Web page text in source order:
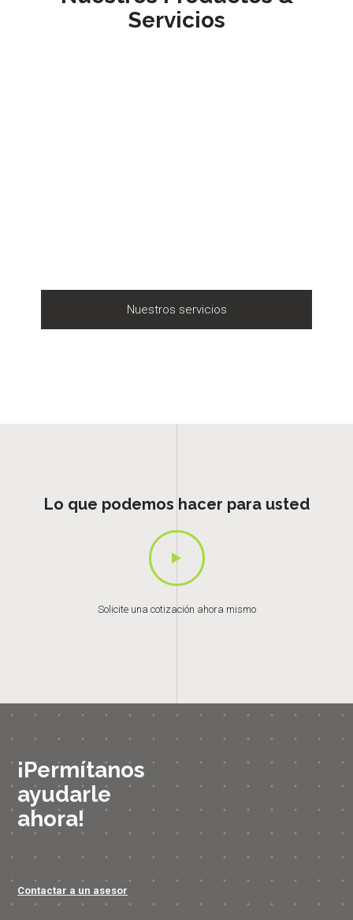
Servicios
Nuestros servicios
Lo que podemos hacer para usted
Solicite una cotización ahora mismo
¡Permítanos
ayudarle
ahora!
Contactar a un asesor